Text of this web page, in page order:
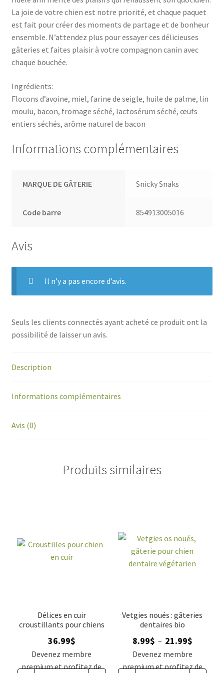
La joie de votre chien est notre priorité, et chaque paquet
est fait pour créer des moments de partage et de bonheur
ensemble. N’attendez plus pour essayer ces délicieuses
gâteries et faites plaisir à votre compagnon canin avec
chaque bouchée.
Ingrédients:
Flocons d’avoine, miel, farine de seigle, huile de palme, lin
moulu, bacon, fromage séché, lactosérum séché, œufs
entiers séchés, arôme naturel de bacon
Informations complémentaires
MARQUE DE GÂTERIE Snicky Snaks
Code barre 854913005016
Avis
Il n’y a pas encore d’avis.
Seuls les clients connectés ayant acheté ce produit ont la
possibilité de laisser un avis.
Description
Informations complémentaires
Avis (0)
Produits similaires
Délices en cuir
croustillants pour chiens
36.99$
Devenez membre
premium et profitez de
Vetgies noués : gâteries
dentaires bio
8.99$ – 21.99$Plage
de
prix :
Devenez membre
premium et profitez de